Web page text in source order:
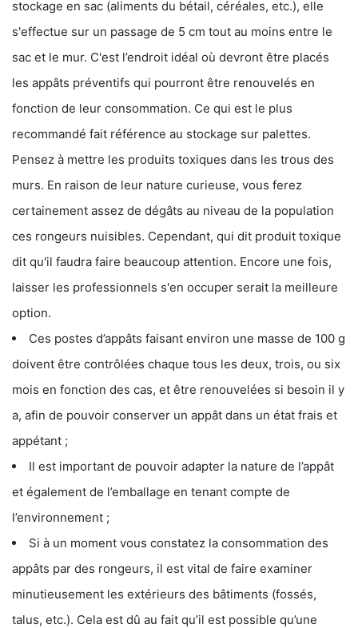
stockage en sac (aliments du bétail, céréales, etc.), elle
s'effectue sur un passage de 5 cm tout au moins entre le
sac et le mur. C'est l’endroit idéal où devront être placés
les appâts préventifs qui pourront être renouvelés en
fonction de leur consommation. Ce qui est le plus
recommandé fait référence au stockage sur palettes.
Pensez à mettre les produits toxiques dans les trous des
murs. En raison de leur nature curieuse, vous ferez
certainement assez de dégâts au niveau de la population
ces rongeurs nuisibles. Cependant, qui dit produit toxique
dit qu'il faudra faire beaucoup attention. Encore une fois,
laisser les professionnels s'en occuper serait la meilleure
option.
Ces postes d’appâts faisant environ une masse de 100 g
doivent être contrôlées chaque tous les deux, trois, ou six
mois en fonction des cas, et être renouvelées si besoin il y
a, afin de pouvoir conserver un appât dans un état frais et
appétant ;
Il est important de pouvoir adapter la nature de l’appât
et également de l’emballage en tenant compte de
l’environnement ;
Si à un moment vous constatez la consommation des
appâts par des rongeurs, il est vital de faire examiner
minutieusement les extérieurs des bâtiments (fossés,
talus, etc.). Cela est dû au fait qu’il est possible qu’une